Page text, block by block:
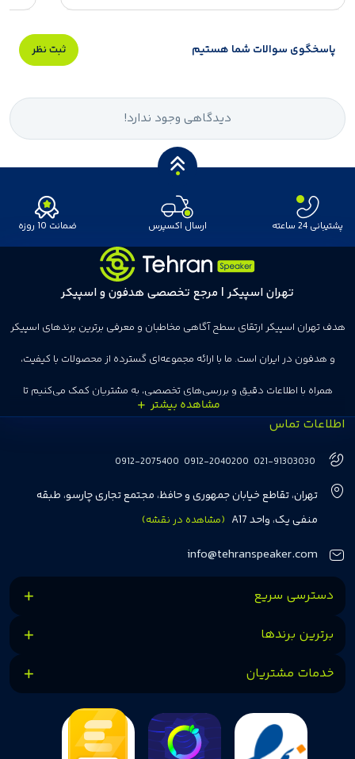
پاسخگوی سوالات شما هستیم ثبت نظر
دیدگاهی وجود ندارد!
پشتیبانی 24 ساعته ارسال اکسپرس ضمانت 10 روزه
تهران اسپیکر | مرجع تخصصی هدفون و اسپیکر
هدف تهران اسپیکر ارتقای سطح آگاهی مخاطبان و معرفی برترین برندهای اسپیکر
و هدفون در ایران است. ما با ارائه مجموعه‌ای گسترده از محصولات با کیفیت،
همراه با اطلاعات دقیق و بررسی‌های تخصصی، به مشتریان کمک می‌کنیم تا
انتخاب‌های درست و هوشمندانه‌ای داشته باشند. تهران اسپیکر با تجربه‌ای بیش از
هفت سال در این زمینه، بر ایجاد تجربه خریدی آسان، سریع و مطمئن تمرکز دارد تا
مشتریان بتوانند با خیالی آسوده از انتخاب خود لذت ببرند. ما به رضایت و اعتماد
مشتریان اهمیت می‌دهیم و همواره در تلاشیم تا بهترین‌ها را برای آن‌ها فراهم
کنیم.
اطلاعات تماس
021-91303030
0912-2040200
0912-2075400
تهران، تقاطع خیابان جمهوری و حافظ، مجتمع تجاری چارسو، طبقه
منفی یک، واحد A17
(مشاهده در نقشه)
info@tehranspeaker.com
دسترسی سریع
برترین برندها
خدمات مشتریان